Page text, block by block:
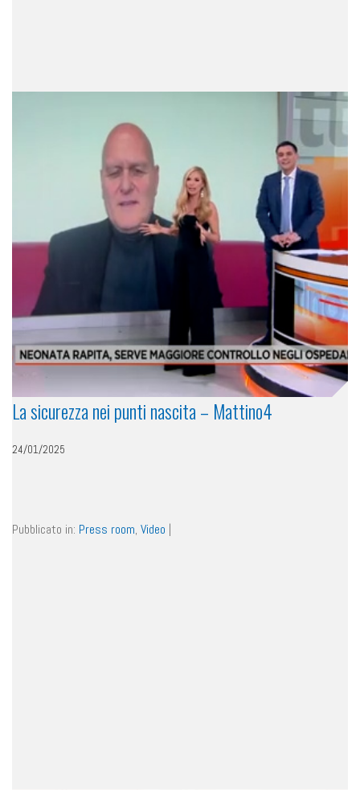
La sicurezza nei punti nascita – Mattino4
24/01/2025
Pubblicato in: Press room, Video |